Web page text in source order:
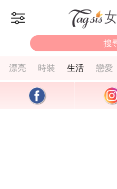
漂亮 時裝 生活 戀愛